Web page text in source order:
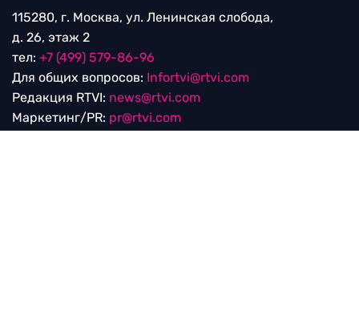
115280, г. Москва, ул. Ленинская слобода,
д. 26, этаж 2
тел: +7 (499) 579-86-96
Для общих вопросов: Infortvi@rtvi.com
Редакция RTVI: news@rtvi.com
Маркетинг/PR: pr@rtvi.com